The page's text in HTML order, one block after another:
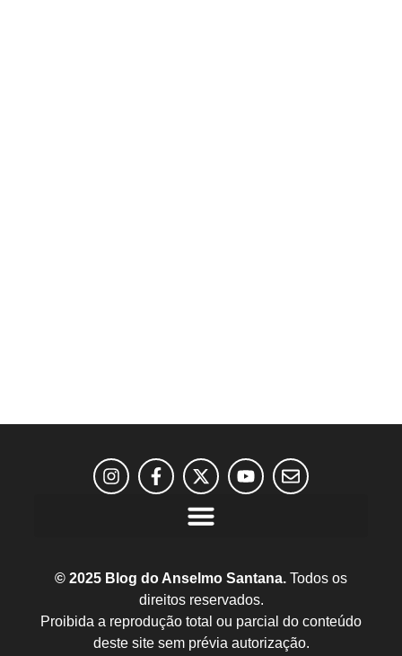
© 2025 Blog do Anselmo Santana. Todos os
direitos reservados.
Proibida a reprodução total ou parcial do conteúdo
deste site sem prévia autorização.